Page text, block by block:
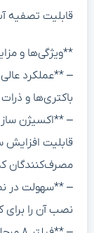
قابلیت تصفیه آب در ۸ مرحله
**ویژگی‌ها و
– **عملکرد
باکتری‌ها و
– **اکسیژن
قابلیت
مصرف‌کنندگان
– **سهولت در
نصب آن را برای